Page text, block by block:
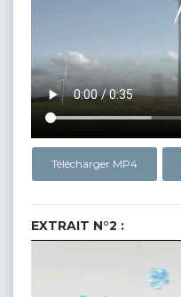
Télécharger MP4
EXTRAIT N°2 :